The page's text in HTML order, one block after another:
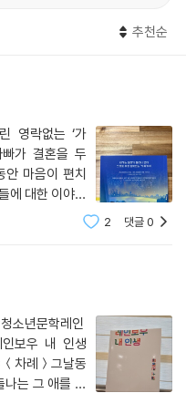
추천순
영락없는 ‘가
가 결혼을 두
안 마음이 편치
에 대한 이야기
있지만 티가 안
교적인 이유에
2 댓글0
소년문학레인
보우 내 인생
차례＞그날동
는 그 애를 좋